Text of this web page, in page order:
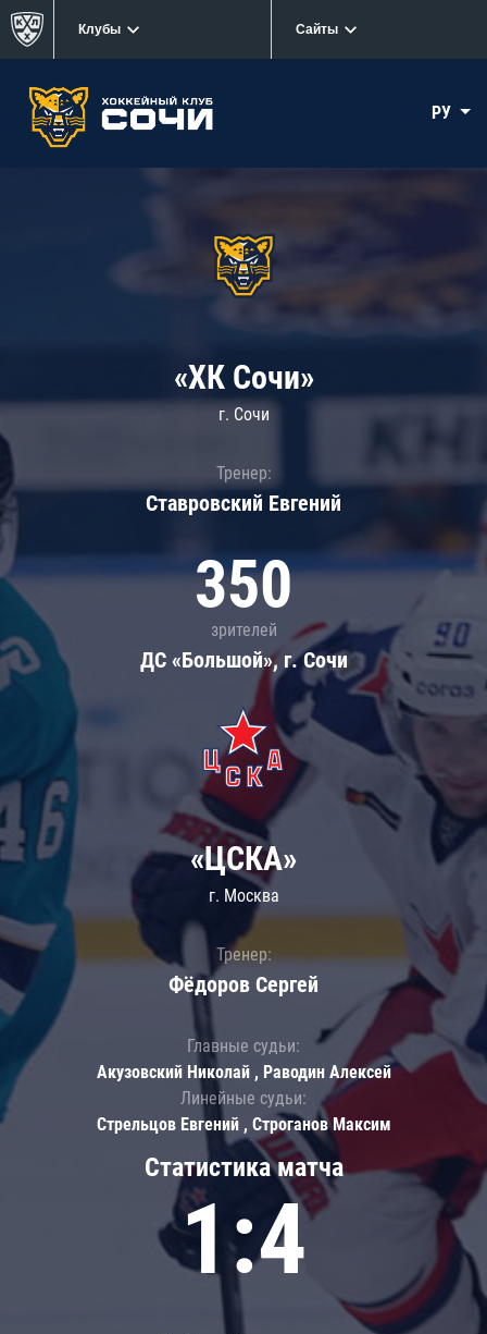
Клубы Сайты
РУ
«ХК Сочи»
г. Сочи
Тренер:
Ставровский Евгений
350
зрителей
ДС «Большой», г. Сочи
Статистика матча
1:4
«ЦСКА»
г. Москва
Тренер:
Фёдоров Сергей
Главные судьи:
Акузовский Николай , Раводин Алексей
Линейные судьи:
Стрельцов Евгений , Строганов Максим